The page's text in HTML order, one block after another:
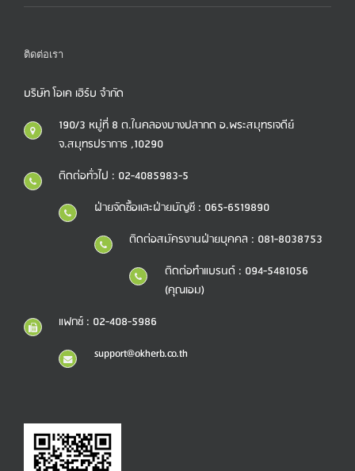
ติดต่อเรา
บริษัท โอเค เฮิร์บ จำกัด
190/3 หมู่ที่ 8 ต.ในคลองบางปลากด อ.พระสมุทรเจดีย์
จ.สมุทรปราการ ,10290
ติดต่อทั่วไป : 02-4085983-5
ฝ่ายจัดซื้อและฝ่ายบัญชี : 065-6519890
ติดต่อสมัครงานฝ่ายบุคคล : 081-8038753
ติดต่อทำแบรนด์ : 094-5481056
(คุณเอม)
แฟกซ์ : 02-408-5986
support@okherb.co.th